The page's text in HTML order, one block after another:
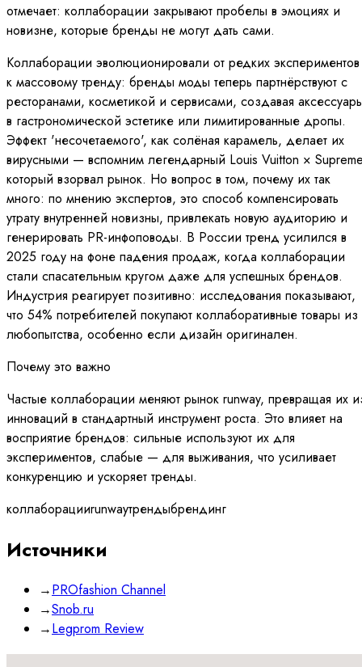
отмечает: коллаборации закрывают пробелы в эмоциях и
новизне, которые бренды не могут дать сами.
Коллаборации эволюционировали от редких экспериментов
к массовому тренду: бренды моды теперь партнёрствуют с
ресторанами, косметикой и сервисами, создавая
в гастрономической эстетике или лимитированные дропы.
Эффект 'несочетаемого', как солёная карамель, делает их
вирусными — вспомним легендарный Louis Vuitton ×
который взорвал рынок. Но вопрос в том, почему их так
много: по мнению экспертов, это способ компенсировать
утрату внутренней новизны, привлекать новую аудиторию и
генерировать PR-инфоповоды. В России тренд усилился в
2025 году на фоне падения продаж, когда коллаборации
стали спасательным кругом даже для успешных брендов.
Индустрия реагирует позитивно: исследования показывают,
что 54% потребителей покупают коллаборативные товары из
любопытства, особенно если дизайн оригинален.
Почему это важно
Частые коллаборации меняют рынок runway, превращая их
инноваций в стандартный инструмент роста. Это влияет на
восприятие брендов: сильные используют их для
экспериментов, слабые — для выживания, что усиливает
конкуренцию и ускоряет тренды.
коллаборацииrunwayтрендыбрендинг
Источники
→PROfashion Channel
→Snob.ru
→Legprom Review